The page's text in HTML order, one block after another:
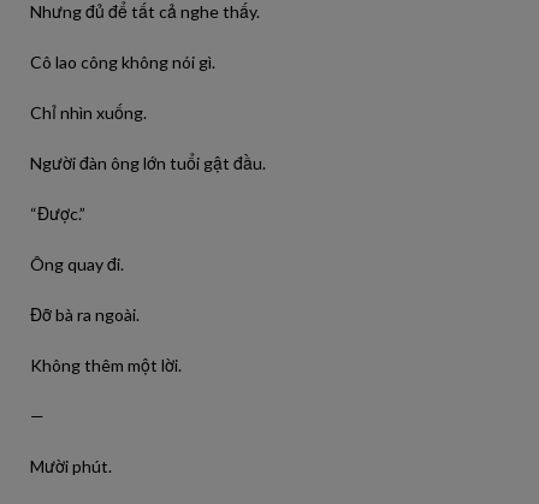
Nhưng đủ để tất cả nghe thấy.
Cô lao công không nói gì.
Chỉ nhìn xuống.
Người đàn ông lớn tuổi gật đầu.
“Được.”
Ông quay đi.
Đỡ bà ra ngoài.
Không thêm một lời.
—
Mười phút.